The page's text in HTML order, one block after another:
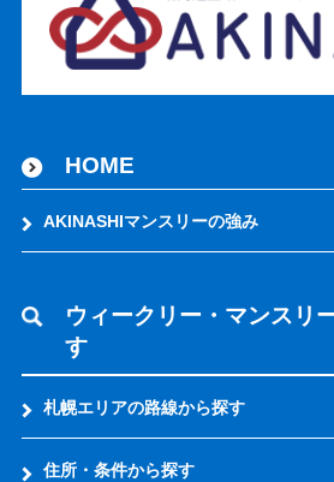
HOME
AKINASHIマンスリーの強み
ウィークリー・マンスリ
す
札幌エリアの路線から探す
住所・条件から探す